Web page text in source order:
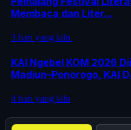
Membaca dan Liter...
3 hari yang lalu
KAI Ngebel KOM 2026
Madiun–Ponorogo, KAI
4 hari yang lalu